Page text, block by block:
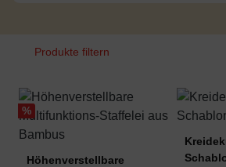
Produkte filtern
%
Höhenverstellbare